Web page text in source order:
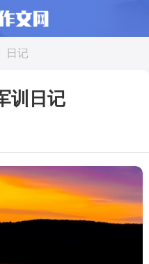
日记
训日记